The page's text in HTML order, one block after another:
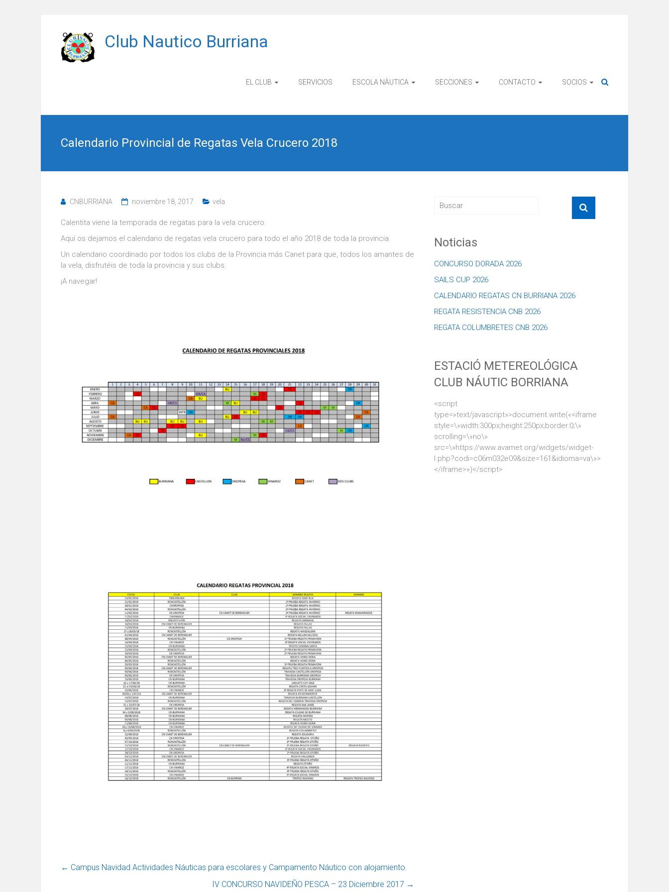
contenido
Club Nautico Burriana
EL CLUB SERVICIOS ESCOLA NÀUTICA SECCIONES CONTACTO SOCIOS
Calendario Provincial de Regatas Vela Crucero 2018
CNBURRIANA noviembre 18, 2017 vela
Calentita viene la temporada de regatas para la vela crucero.
Aquí os dejamos el calendario de regatas vela crucero para todo el año 2018 de toda la provincia.
Un calendario coordinado por todos los clubs de la Provincia más Canet para que, todos los amantes de
la vela, disfrutéis de toda la provincia y sus clubs.
¡A navegar!
← Campus Navidad Actividades Náuticas para escolares y Campamento Náutico con alojamiento.
IV CONCURSO NAVIDEÑO PESCA – 23 Diciembre 2017 →
Noticias
CONCURSO DORADA 2026
SAILS CUP 2026
CALENDARIO REGATAS CN BURRIANA 2026
REGATA RESISTENCIA CNB 2026
REGATA COLUMBRETES CNB 2026
ESTACIÓ METEREOLÓGICA
CLUB NÁUTIC BORRIANA
<script
type=»text/javascript»>document.write(«<iframe
style=\»width:300px;height:250px;border:0;\»
scrolling=\»no\»
src=\»https://www.avamet.org/widgets/widget-
l.php?codi=c06m032e09&size=161&idioma=va\»>
</iframe>»)</script>